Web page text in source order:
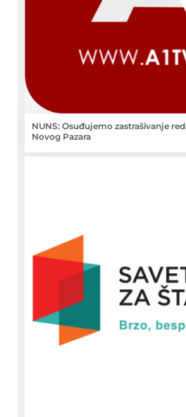
NUNS: Osuđujemo zastrašivanje
Novog Pazara